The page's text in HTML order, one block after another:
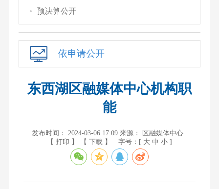
预决算公开
依申请公开
东西湖区融媒体中心机构职
能
发布时间： 2024-03-06 17:09 来源： 区融媒体中心
【 打印 】
【 下载 】 字号：[ 大 中 小 ]